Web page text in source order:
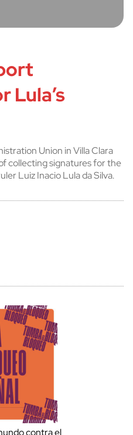
Lula’s
Union in Villa Clara
collecting signatures for the
Luiz Inacio Lula da Silva.
contra el